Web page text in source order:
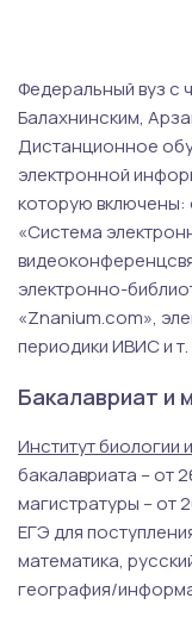
Федеральный вуз с
Балахнинским,
Дистанционное
электронной
которую включены:
«Система
электронно-
«Znanium.com»,
периодики ИВИС и т.
Бакалавриат и
Институт биологии
бакалавриата – от
магистратуры – от
ЕГЭ для
математика,
география/